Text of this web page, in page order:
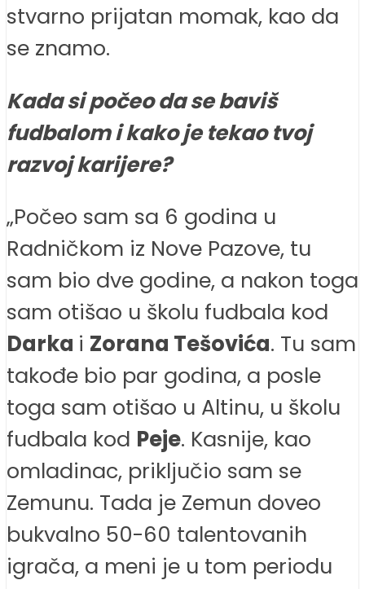
stvarno prijatan momak, kao da
se znamo.
Kada si počeo da se baviš
fudbalom i kako je tekao tvoj
razvoj karijere?
„Počeo sam sa 6 godina u
Radničkom iz Nove Pazove, tu
sam bio dve godine, a nakon toga
sam otišao u školu fudbala kod
Darka i Zorana Tešovića. Tu sam
takođe bio par godina, a posle
toga sam otišao u Altinu, u školu
fudbala kod Peje. Kasnije, kao
omladinac, priključio sam se
Zemunu. Tada je Zemun doveo
bukvalno 50-60 talentovanih
igrača, a meni je u tom periodu